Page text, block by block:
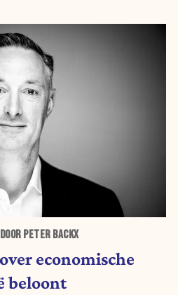
PETER BACKX
economische
beloont